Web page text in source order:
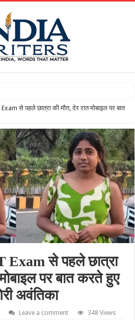
से पहले छात्रा की मौत, देर रात मोबाइल पर बात
से पहले छात्रा
पर बात करते हुए
अवंतिका
Leave a comment 348 Views